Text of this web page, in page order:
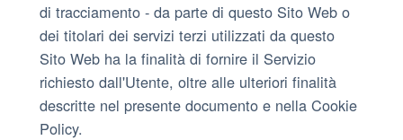
di tracciamento - da parte di questo Sito Web o
dei titolari dei servizi terzi utilizzati da questo
Sito Web ha la finalità di fornire il Servizio
richiesto dall'Utente, oltre alle ulteriori finalità
descritte nel presente documento e nella Cookie
Policy.